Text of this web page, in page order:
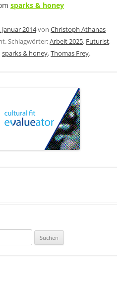
sparks & honey
Januar 2014von Christoph Athanas
Schlagwörter:Arbeit 2025, Futurist,
sparks & honey,Thomas Frey.